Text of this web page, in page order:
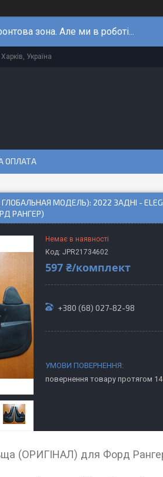
зона. Але ми в роботі...
Україна
ОПЛАТА
ГЛОБАЛЬНАЯ МОДЕЛЬ): 2022 ЗАДНІ -
РАНГЕР)
Немає в наявності
Код: JPR21734602
597 ₴/комплект
+380 (68) 027-82-98
повернення товару протягом 14
(ОРИГІНАЛ) для Форд